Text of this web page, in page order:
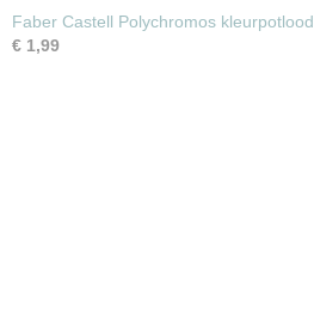
Faber Castell Polychromos kleurpotlood
€ 1,99